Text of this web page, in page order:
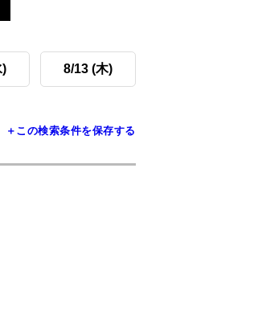
) 8/13 (木)
＋この検索条件を保存する